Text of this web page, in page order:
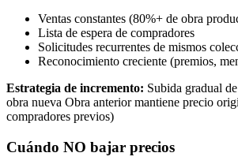
Ventas constantes (80%+ de obra
Lista de espera de compradores
Solicitudes recurrentes de mismos
Reconocimiento creciente (premios,
Estrategia de incremento: Subida gradual
obra nueva Obra anterior mantiene precio
compradores previos)
Cuándo NO bajar precios